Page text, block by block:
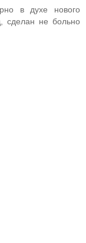
в духе нового
сделан не больно